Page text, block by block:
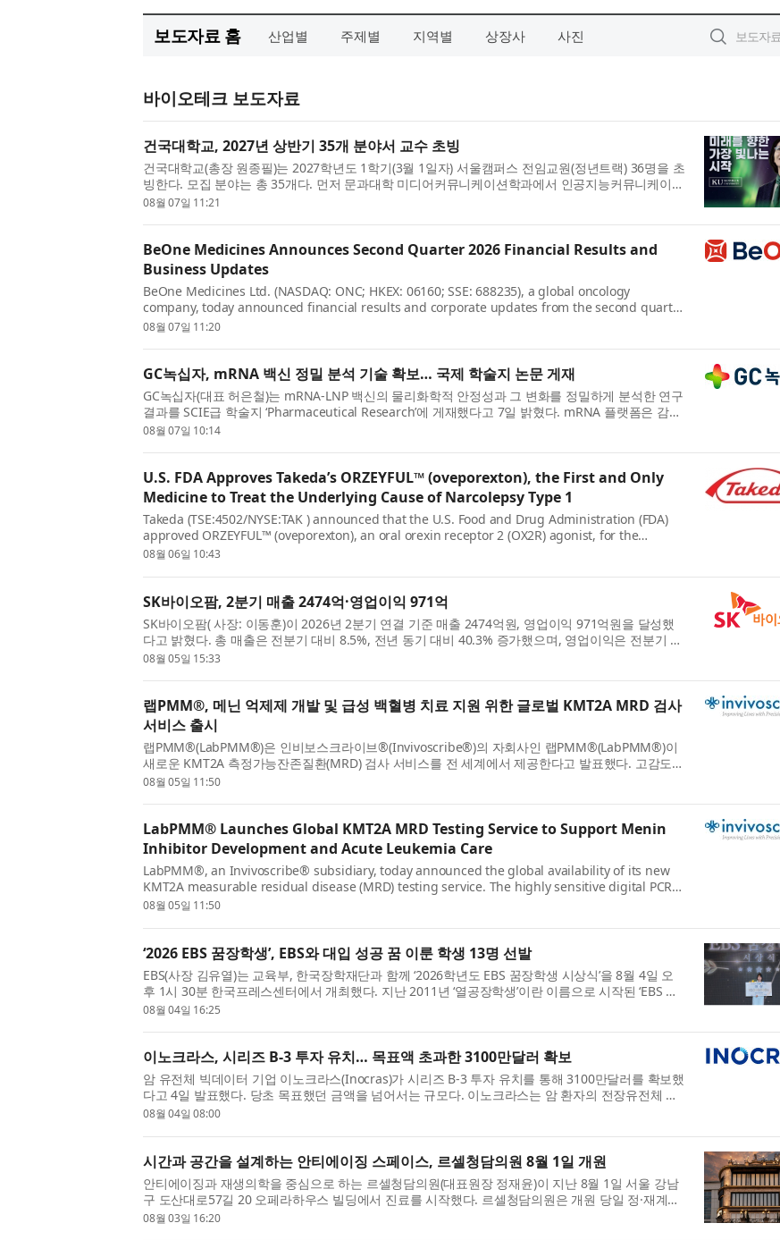
보도자료 홈 산업별 주제별 지역별 상장사 사진
바이오테크 보도자료
건국대학교, 2027년 상반기 35개 분야서 교수 초빙
건국대학교(총장 원종필)는 2027학년도 1학기(3월 1일자) 서울캠퍼스 전임교원(정년트랙) 36명을 초
빙한다. 모집 분야는 총 35개다. 먼저 문과대학 미디어커뮤니케이션학과에서 인공지능커뮤니케이
션/저널리즘 분야 신임 교원을 초빙하며, 문화콘텐츠학과에서는 AI ...
08월 07일 11:21
BeOne Medicines Announces Second Quarter 2026 Financial Results and
Business Updates
BeOne Medicines Ltd. (NASDAQ: ONC; HKEX: 06160; SSE: 688235), a global oncology
company, today announced financial results and corporate updates from the second quarter
of 2026. John V. Oyler, Co-Founder, Chairman, and CEO, BeOne, said: “These str...
08월 07일 11:20
GC녹십자, mRNA 백신 정밀 분석 기술 확보… 국제 학술지 논문 게재
GC녹십자(대표 허은철)는 mRNA-LNP 백신의 물리화학적 안정성과 그 변화를 정밀하게 분석한 연구
결과를 SCIE급 학술지 ‘Pharmaceutical Research’에 게재했다고 7일 밝혔다. mRNA 플랫폼은 감염
병 대유행 시 신속한 개발과 배포가 가능한 혁신적 모달리티(Modality)...
08월 07일 10:14
U.S. FDA Approves Takeda’s ORZEYFUL™ (oveporexton), the First and Only
Medicine to Treat the Underlying Cause of Narcolepsy Type 1
Takeda (TSE:4502/NYSE:TAK ) announced that the U.S. Food and Drug Administration (FDA)
approved ORZEYFUL™ (oveporexton), an oral orexin receptor 2 (OX2R) agonist, for the
treatment of narcolepsy type 1 (NT1, narcolepsy with cataplexy) in adults.* ...
08월 06일 10:43
SK바이오팜, 2분기 매출 2474억·영업이익 971억
SK바이오팜( 사장: 이동훈)이 2026년 2분기 연결 기준 매출 2474억원, 영업이익 971억원을 달성했
다고 밝혔다. 총 매출은 전분기 대비 8.5%, 전년 동기 대비 40.3% 증가했으며, 영업이익은 전분기 대
비 8.1%, 전년 동기 대비 56.9% 성장해 일회성 용역수익이 반영된 ...
08월 05일 15:33
랩PMM®, 메닌 억제제 개발 및 급성 백혈병 치료 지원 위한 글로벌 KMT2A MRD 검사
서비스 출시
랩PMM®(LabPMM®)은 인비보스크라이브®(Invivoscribe®)의 자회사인 랩PMM®(LabPMM®)이
새로운 KMT2A 측정가능잔존질환(MRD) 검사 서비스를 전 세계에서 제공한다고 발표했다. 고감도
디지털 PCR 기반의 이 서비스는 랩PMM의 글로벌 검사실 네트워크를 통해 의료진, 임...
08월 05일 11:50
LabPMM® Launches Global KMT2A MRD Testing Service to Support Menin
Inhibitor Development and Acute Leukemia Care
LabPMM®, an Invivoscribe® subsidiary, today announced the global availability of its new
KMT2A measurable residual disease (MRD) testing service. The highly sensitive digital PCR
service is available to healthcare providers, clinical researchers, ...
08월 05일 11:50
‘2026 EBS 꿈장학생’, EBS와 대입 성공 꿈 이룬 학생 13명 선발
EBS(사장 김유열)는 교육부, 한국장학재단과 함께 ‘2026학년도 EBS 꿈장학생 시상식’을 8월 4일 오
후 1시 30분 한국프레스센터에서 개최했다. 지난 2011년 ‘열공장학생’이란 이름으로 시작된 ‘EBS 꿈
장학생’은 올해까지 16년간 총 298명의 장학생을 배출했다. 선발 ...
08월 04일 16:25
이노크라스, 시리즈 B-3 투자 유치… 목표액 초과한 3100만달러 확보
암 유전체 빅데이터 기업 이노크라스(Inocras)가 시리즈 B-3 투자 유치를 통해 3100만달러를 확보했
다고 4일 발표했다. 당초 목표했던 금액을 넘어서는 규모다. 이노크라스는 암 환자의 전장유전체 데
이터를 자체 바이오인포매틱스 기술로 분석해 암 진단과 치료 결...
08월 04일 08:00
시간과 공간을 설계하는 안티에이징 스페이스, 르셀청담의원 8월 1일 개원
안티에이징과 재생의학을 중심으로 하는 르셀청담의원(대표원장 정재윤)이 지난 8월 1일 서울 강남
구 도산대로57길 20 오페라하우스 빌딩에서 진료를 시작했다. 르셀청담의원은 개원 당일 정·재계와
문화예술계 인사를 초청해 개원식을 열고 병원의 진료 철학과 운영...
08월 03일 16:20